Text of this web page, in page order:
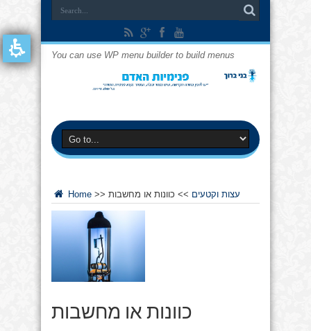
You can use WP menu builder to build menus
Home >> עצות וקטעים >> כוונות או מחשבות
כוונות או מחשבות